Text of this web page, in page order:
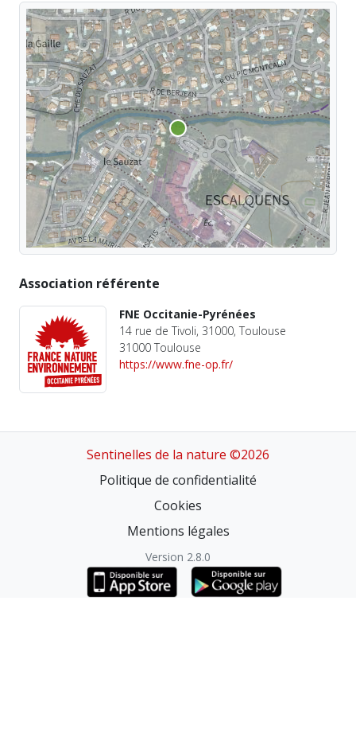
Association référente
FNE Occitanie-Pyrénées
14 rue de Tivoli, 31000, Toulouse
31000 Toulouse
https://www.fne-op.fr/
Sentinelles de la nature ©2026
Politique de confidentialité
Cookies
Mentions légales
Version 2.8.0